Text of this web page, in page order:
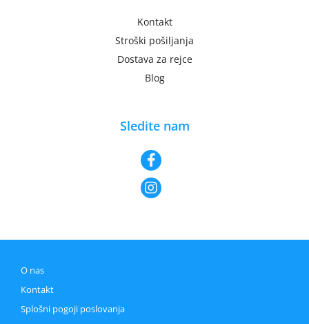
Kontakt
Stroški pošiljanja
Dostava za rejce
Blog
Sledite nam
O nas
Kontakt
Splošni pogoji poslovanja